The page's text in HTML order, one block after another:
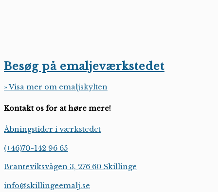
Besøg på emaljeværkstedet
» Visa mer om emaljskylten
Kontakt os for at høre mere!
Åbningstider i værkstedet
(+46)70-142 96 65
Branteviksvägen 3, 276 60 Skillinge
info@skillingeemalj.se